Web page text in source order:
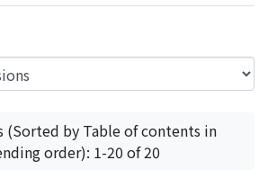
(Sorted by Table of contents in
order): 1-20 of 20